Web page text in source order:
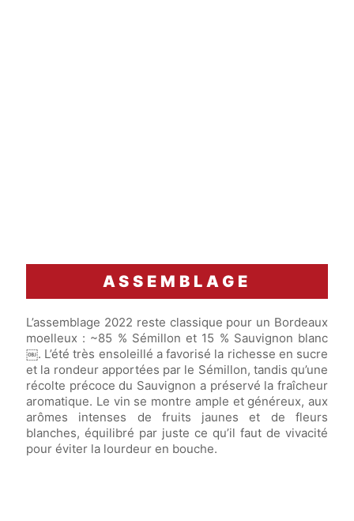
ASSEMBLAGE
L’assemblage 2022 reste classique pour un Bordeaux
moelleux : ~85 % Sémillon et 15 % Sauvignon blanc
￼. L’été très ensoleillé a favorisé la richesse en sucre
et la rondeur apportées par le Sémillon, tandis qu’une
récolte précoce du Sauvignon a préservé la fraîcheur
aromatique. Le vin se montre ample et généreux, aux
arômes intenses de fruits jaunes et de fleurs
blanches, équilibré par juste ce qu’il faut de vivacité
pour éviter la lourdeur en bouche.